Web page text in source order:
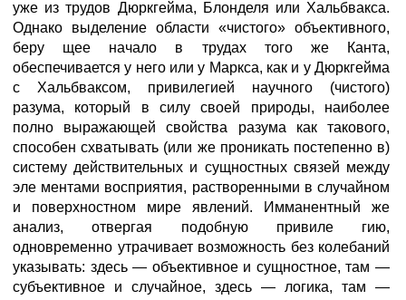
уже из трудов Дюркгейма, Блонделя или Хальбвакса.
Однако выделение области «чистого» объективного,
беру щее начало в трудах того же Канта,
обеспечивается у него или у Маркса, как и у Дюркгейма
с Хальбваксом, привилегией научного (чистого)
разума, который в силу своей природы, наиболее
полно выражающей свойства разума как такового,
способен схватывать (или же проникать постепенно в)
систему действительных и сущностных связей между
эле ментами восприятия, растворенными в случайном
и поверхностном мире явлений. Имманентный же
анализ, отвергая подобную привиле гию,
одновременно утрачивает возможность без колебаний
указывать: здесь — объективное и сущностное, там —
субъективное и случайное, здесь — логика, там —